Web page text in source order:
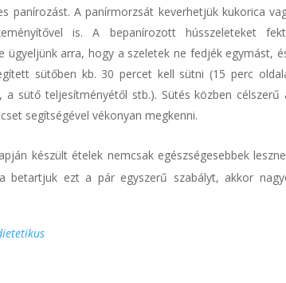
panírozást. A panírmorzsát keverhetjük kukorica
is. A bepanírozott hússzeleteket
ügyeljünk arra, hogy a szeletek ne fedjék egymást,
sütőben kb. 30 percet kell sütni (15 perc
a sütő teljesítményétől stb.). Sütés közben
segítségével vékonyan megkenni.
készült ételek nemcsak egészségesebbek
betartjuk ezt a pár egyszerű szabályt, akkor